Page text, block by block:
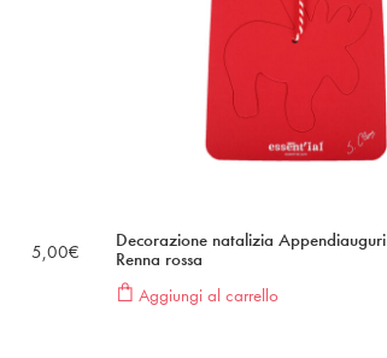
5,00€
Decorazione natalizia Appendiauguri
Renna rossa
Aggiungi al carrello